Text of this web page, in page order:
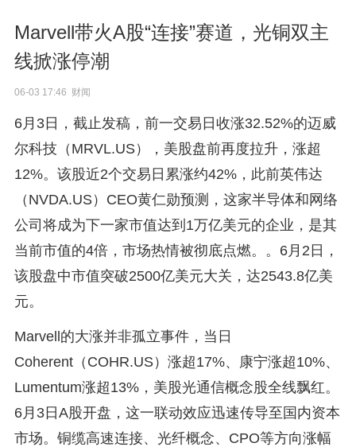
Marvell带火A股“连接”赛道，光铜双主
线掀涨停潮
06-03 17:46 财闻
6月3日，截止发稿，前一交易日收涨32.52%的迈威
尔科技（MRVL.US），美股盘前再度拉升，涨超
12%。该股近2个交易日累涨约42%，此前英伟达
（NVDA.US）CEO黄仁勋预测，这家半导体和网络
公司将成为下一家市值达到1万亿美元的企业，是其
当前市值的4倍，市场热情被彻底点燃。。6月2日，
该股盘中市值突破2500亿美元大关，达2543.8亿美
元。
Marvell的大涨并非孤立事件，当日
Coherent（COHR.US）涨超17%、康宁涨超10%、
Lumentum涨超13%，美股光通信概念股全线飘红。
6月3日A股开盘，这一联动效应迅速传导至国内资本
市场。铜缆高速连接、光纤概念、CPO等方向涨幅